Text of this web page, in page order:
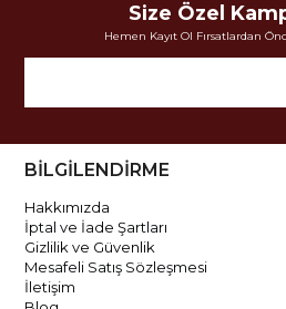
Size Özel
Hemen Kayıt Ol Fırsatlardan
BİLGİLENDİRME
Hakkımızda
İptal ve İade Şartları
Gizlilik ve Güvenlik
Mesafeli Satış Sözleşmesi
İletişim